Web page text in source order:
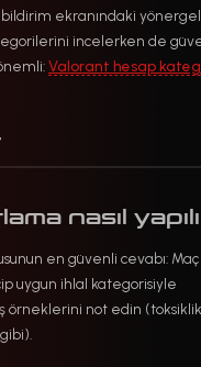
bildirim ekranındaki
incelerken de
Valorant hesap
nasıl
en güvenli cevabı: Maç
uygun ihlal kategorisiyle
örneklerini not edin